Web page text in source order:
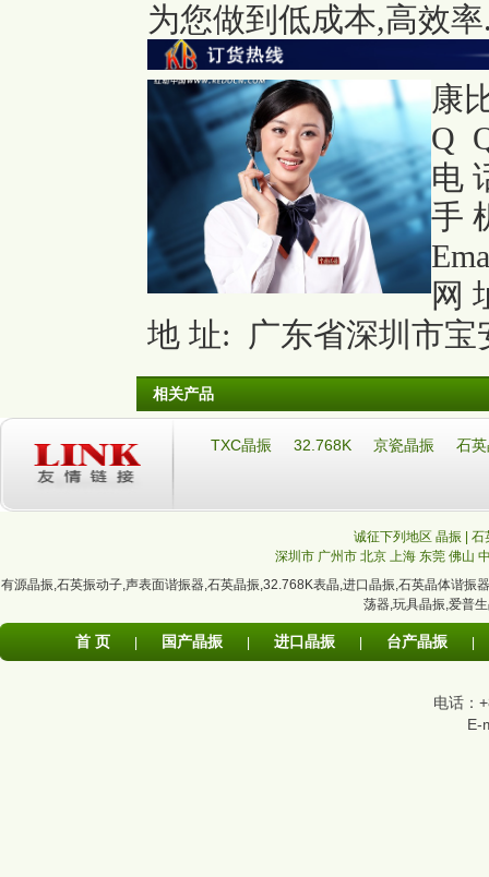
为您做到低成本,高效
康
Q
电
手
网
地 址: 广东省深圳市宝
相关产品
TXC晶振 32.768K 京瓷晶振 石
诚征下列地区 晶振 |
深圳市 广州市 北京 上海 东莞 佛山
有源晶振,石英振动子,声表面谐振器,石英晶振,32.768K表晶,进口晶振,石英晶体谐振器
荡器,玩具晶振,爱普
首 页 国产晶振 进口晶振 台产晶振
电话：
E-